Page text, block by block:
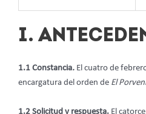
I.
1.1 Constancia. El cuatro de
encargatura del orden de El
1.2 Solicitud y respuesta. El